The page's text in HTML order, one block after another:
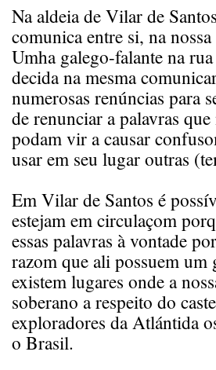
Na aldeia de Vilar de
comunica entre si, na
Umha galego-falante na
decida na mesma
numerosas renúncias para
de renunciar a palavras
podam vir a causar
usar em seu lugar outras
Em Vilar de Santos é
estejam em circulaçom
essas palavras à vontade
razom que ali possuem
existem lugares onde a
soberano a respeito do
exploradores da Atlántida
o Brasil.